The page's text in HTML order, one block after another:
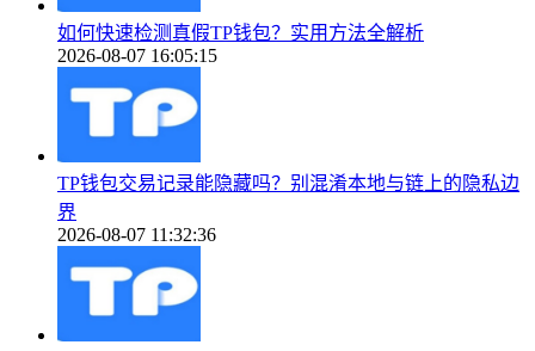
如何快速检测真假TP钱包？实用方法全解析
2026-08-07 16:05:15
TP钱包交易记录能隐藏吗？别混淆本地与链上的隐私边
界
2026-08-07 11:32:36